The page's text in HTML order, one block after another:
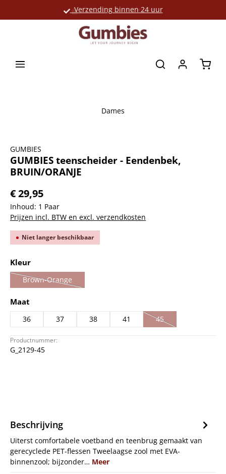
Verzending binnen 24 uur
Grote productselectie
Dames
GUMBIES
GUMBIES teenscheider - Eendenbek,
BRUIN/ORANJE
€ 29,95
Inhoud: 1 Paar
Prijzen incl. BTW en excl. verzendkosten
Niet langer beschikbaar
Selecteer
Kleur
Brown-Orange
(Deze optie is momenteel niet beschikbaar.)
Selecteer
Maat
36 37 38 41 45
(Deze optie is
Productnummer:
G_2129-45
Beschrijving
Uiterst comfortabele voetband en teenbrug gemaakt van
gerecyclede PET-flessen Tweelaagse zool met EVA-
binnenzool; bijzonder… Meer